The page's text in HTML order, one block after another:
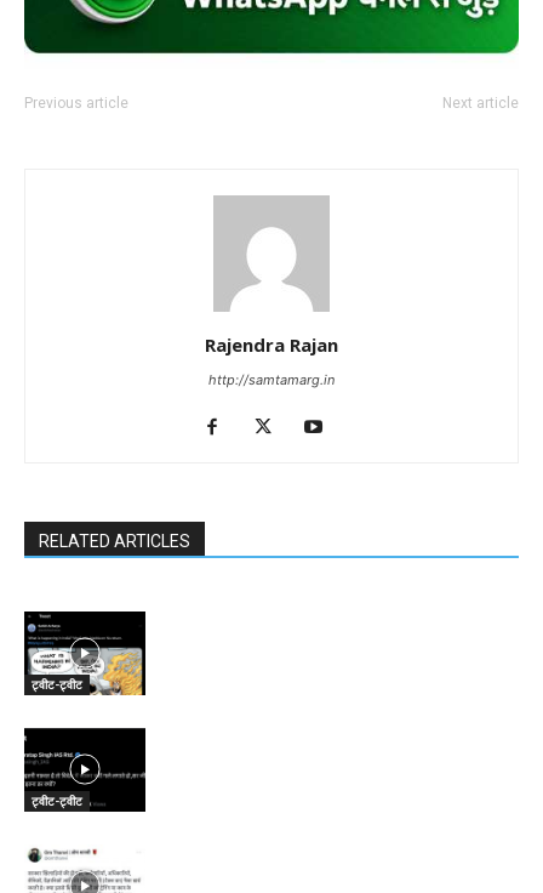
Previous article Next article
Rajendra Rajan
http://samtamarg.in
RELATED ARTICLES
ट्वीट-ट्वीट
ट्वीट-ट्वीट